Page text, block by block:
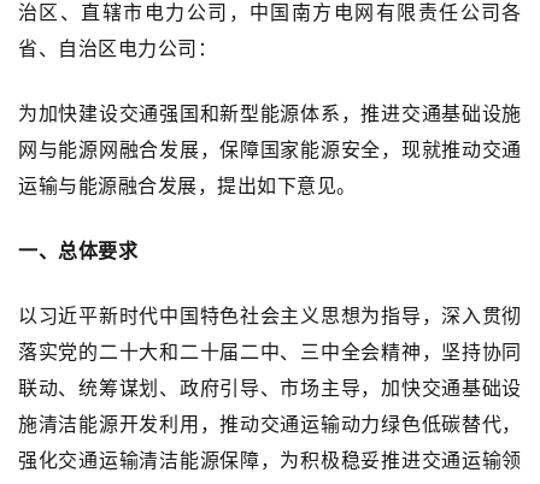
治区、直辖市电力公司，中国南方电网有限责任公司各
省、自治区电力公司：
为加快建设交通强国和新型能源体系，推进交通基础设施
网与能源网融合发展，保障国家能源安全，现就推动交通
运输与能源融合发展，提出如下意见。
一、总体要求
以习近平新时代中国特色社会主义思想为指导，深入贯彻
落实党的二十大和二十届二中、三中全会精神，坚持协同
联动、统筹谋划、政府引导、市场主导，加快交通基础设
施清洁能源开发利用，推动交通运输动力绿色低碳替代，
强化交通运输清洁能源保障，为积极稳妥推进交通运输领